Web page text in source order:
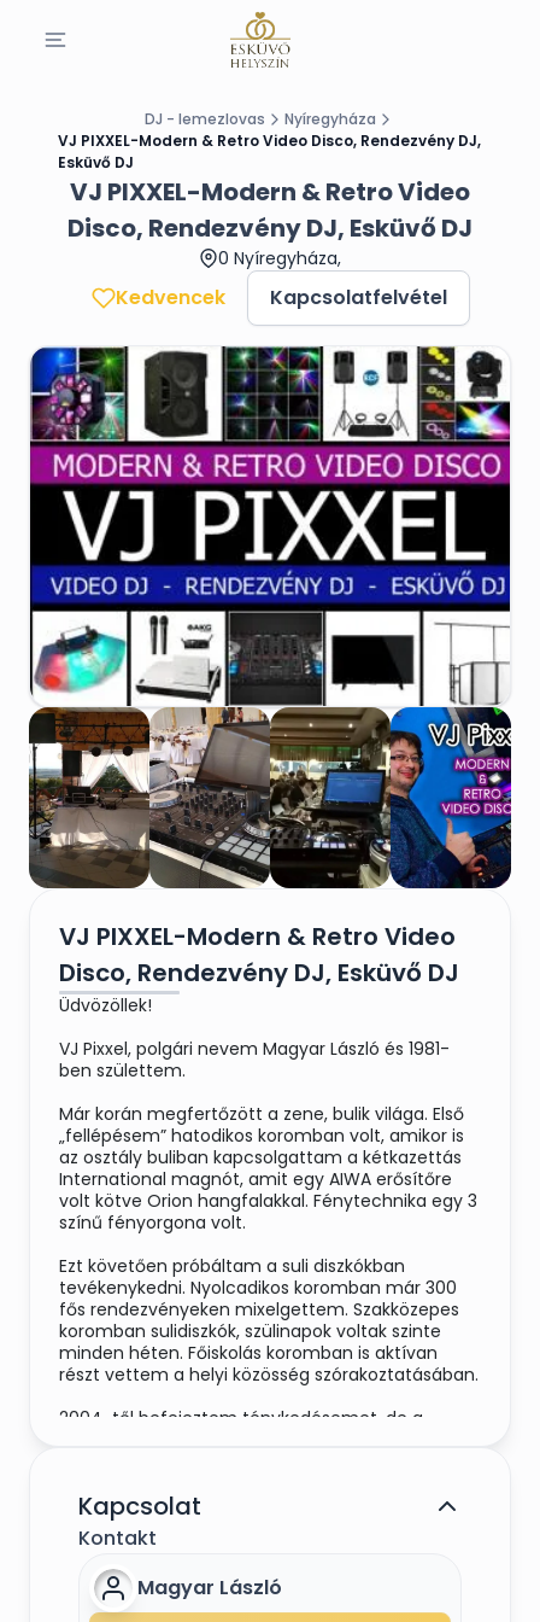
DJ - lemezlovas
Nyíregyháza
VJ PIXXEL-Modern & Retro Video Disco, Rendezvény DJ,
Esküvő DJ
VJ PIXXEL-Modern & Retro Video
Disco, Rendezvény DJ, Esküvő DJ
0 Nyíregyháza,
Kedvencek Kapcsolatfelvétel
VJ PIXXEL-Modern & Retro Video
Disco, Rendezvény DJ, Esküvő DJ
Üdvözöllek!
VJ Pixxel, polgári nevem Magyar László és 1981-
ben születtem.
Már korán megfertőzött a zene, bulik világa. Első
„fellépésem” hatodikos koromban volt, amikor is
az osztály buliban kapcsolgattam a kétkazettás
International magnót, amit egy AIWA erősítőre
volt kötve Orion hangfalakkal. Fénytechnika egy 3
színű fényorgona volt.
Ezt követően próbáltam a suli diszkókban
tevékenykedni. Nyolcadikos koromban már 300
fős rendezvényeken mixelgettem. Szakközepes
koromban sulidiszkók, szülinapok voltak szinte
minden héten. Főiskolás koromban is aktívan
részt vettem a helyi közösség szórakoztatásában.
2004-től befejeztem ténykedésemet, de a
év felett a férfiaknak elmegy az eszük és
keresnek valami hobbit. Én a zenéléshez tértem
vissza, de valami régi-új dolgot akartam csinálni,
ezért úgy döntöttem video disco –t akarok
csinálni modern formában. Először a klipeket
kezdtem el gyűjteni, majd a technikát kezdtem
Kapcsolat
Kontakt
Magyar László